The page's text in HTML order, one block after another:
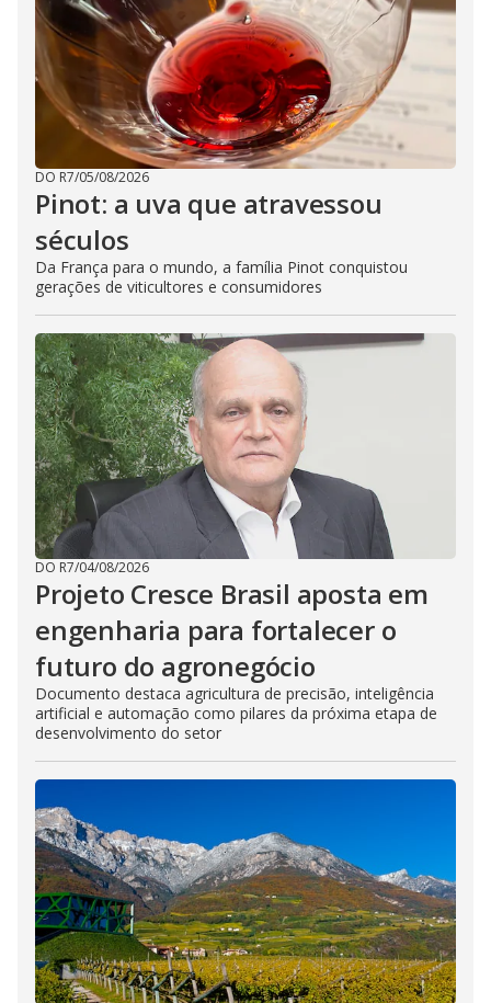
DO R7/05/08/2026
Pinot: a uva que atravessou
séculos
Da França para o mundo, a família Pinot conquistou
gerações de viticultores e consumidores
DO R7/04/08/2026
Projeto Cresce Brasil aposta em
engenharia para fortalecer o
futuro do agronegócio
Documento destaca agricultura de precisão, inteligência
artificial e automação como pilares da próxima etapa de
desenvolvimento do setor